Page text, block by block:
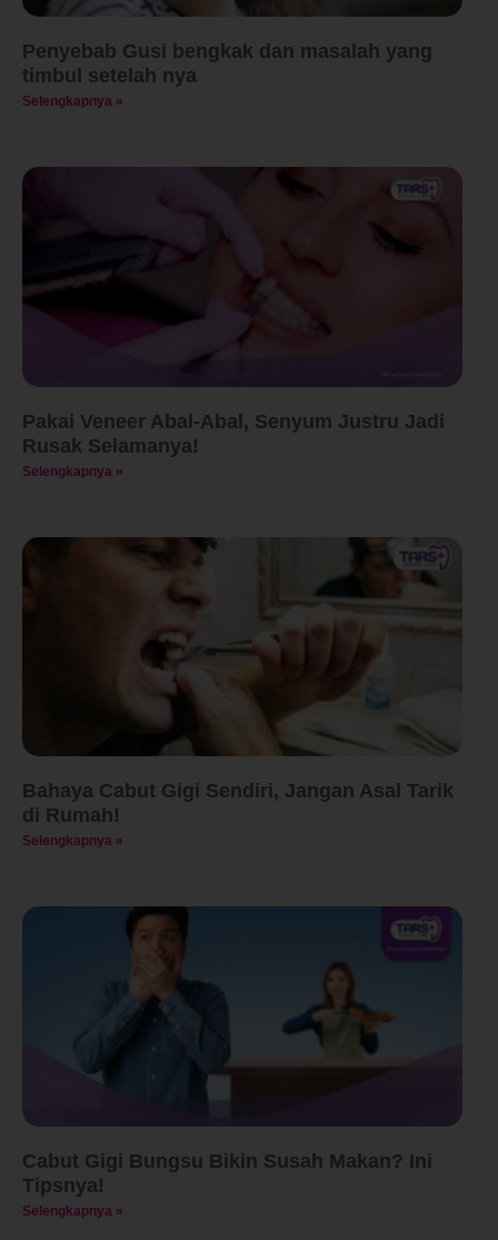
Penyebab Gusi bengkak dan masalah yang
timbul setelah nya
Selengkapnya »
Pakai Veneer Abal-Abal, Senyum Justru Jadi
Rusak Selamanya!
Selengkapnya »
Bahaya Cabut Gigi Sendiri, Jangan Asal Tarik
di Rumah!
Selengkapnya »
Cabut Gigi Bungsu Bikin Susah Makan? Ini
Tipsnya!
Selengkapnya »